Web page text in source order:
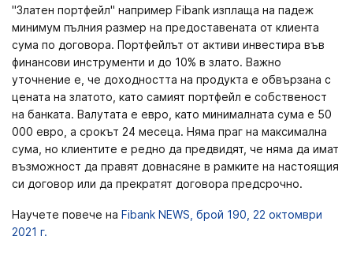
"Златен портфейл" например Fibank изплаща на падеж
минимум пълния размер на предоставената от клиента
сума по договора. Портфейлът от активи инвестира във
финансови инструменти и до 10% в злато. Важно
уточнение е, че доходността на продукта е обвързана с
цената на златото, като самият портфейл е собственост
на банката. Валутата е евро, като минималната сума е 50
000 евро, а срокът 24 месеца. Няма праг на максимална
сума, но клиентите е редно да предвидят, че няма да имат
възможност да правят довнасяне в рамките на настоящия
си договор или да прекратят договора предсрочно.
Научете повече на Fibank NEWS, брой 190, 22 октомври
2021 г.